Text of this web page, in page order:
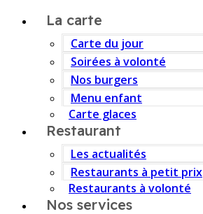
La carte
Carte du jour
Soirées à volonté
Nos burgers
Menu enfant
Carte glaces
Restaurant
Les actualités
Restaurants à petit prix
Restaurants à volonté
Nos services